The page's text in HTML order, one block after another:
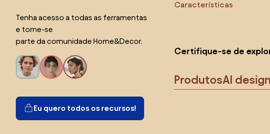
Tenha acesso a todas as ferramentas
e torne-se
parte da comunidade Home&Decor.
Eu quero todos os recursos!
Características
Certifique-se de
ProdutosAI